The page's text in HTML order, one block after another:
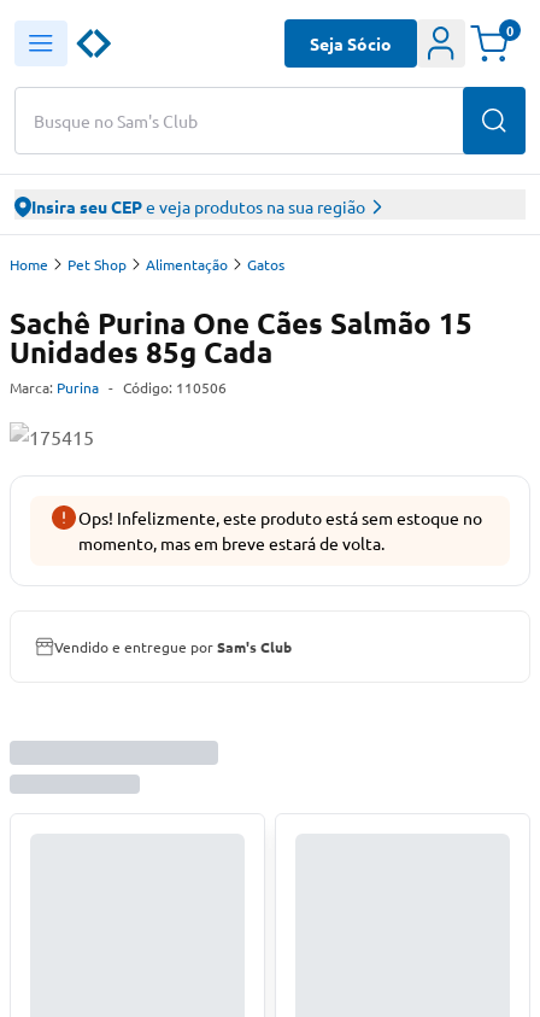
Busque no Sam's Club
Seja Sócio
0
Insira seu CEPe veja produtos na sua região
Home Pet Shop Alimentação Gatos
Sachê Purina One Cães Salmão 15
Unidades 85g Cada
Marca: Purina - Código: 110506
Ops! Infelizmente, este produto está sem estoque no
momento, mas em breve estará de volta.
Vendido e entregue porSam's Club